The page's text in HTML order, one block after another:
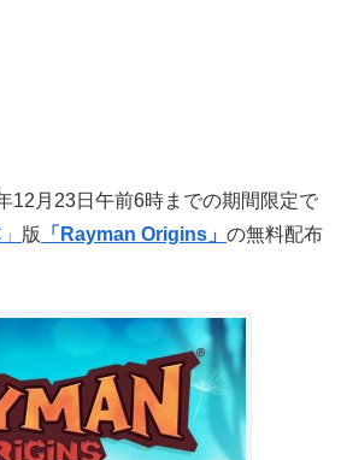
12月23日午前6時までの期間限定で
版 「Rayman Origins」 の無料配布